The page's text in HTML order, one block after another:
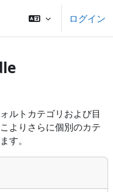
ログイン
ルトカテゴリおよび目
よりさらに個別のカテ
す。